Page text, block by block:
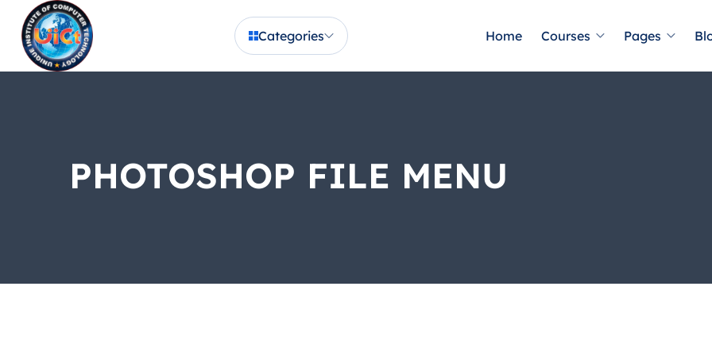
Categories Home Courses Pages
PHOTOSHOP FILE MENU